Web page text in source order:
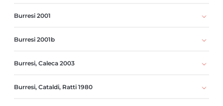
Burresi 2001
Burresi 2001b
Burresi, Caleca 2003
Burresi, Cataldi, Ratti 1980